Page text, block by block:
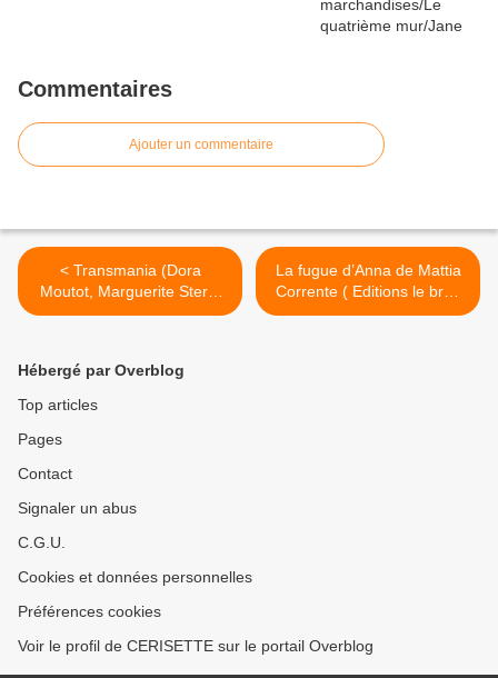
Commentaires
Ajouter un commentaire
< Transmania (Dora
Moutot, Marguerite Stern,
Ed Magnus, 2024)
La fugue d’Anna de Mattia
Corrente ( Editions le bruit
du monde, 2024) >
Hébergé par Overblog
Top articles
Pages
Contact
Signaler un abus
C.G.U.
Cookies et données personnelles
Préférences cookies
Voir le profil de CERISETTE sur le portail Overblog